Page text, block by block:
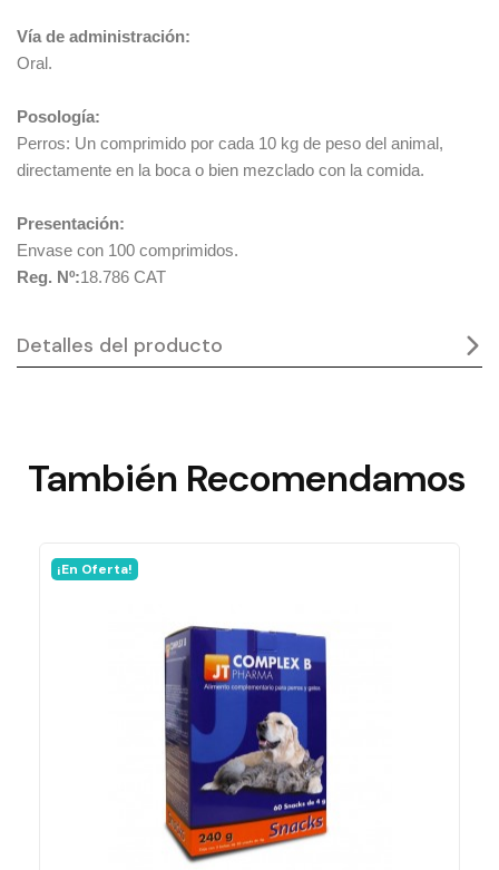
Vía de administración:
Oral.
Posología:
Perros: Un comprimido por cada 10 kg de peso del animal,
directamente en la boca o bien mezclado con la comida.
Presentación:
Envase con 100 comprimidos.
Reg. Nº:18.786 CAT
Detalles del producto
Calier
100 Comprimidos
También Recomendamos
¡En Oferta!